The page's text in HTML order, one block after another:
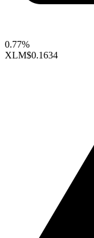
0.77%
XLM$0.1634